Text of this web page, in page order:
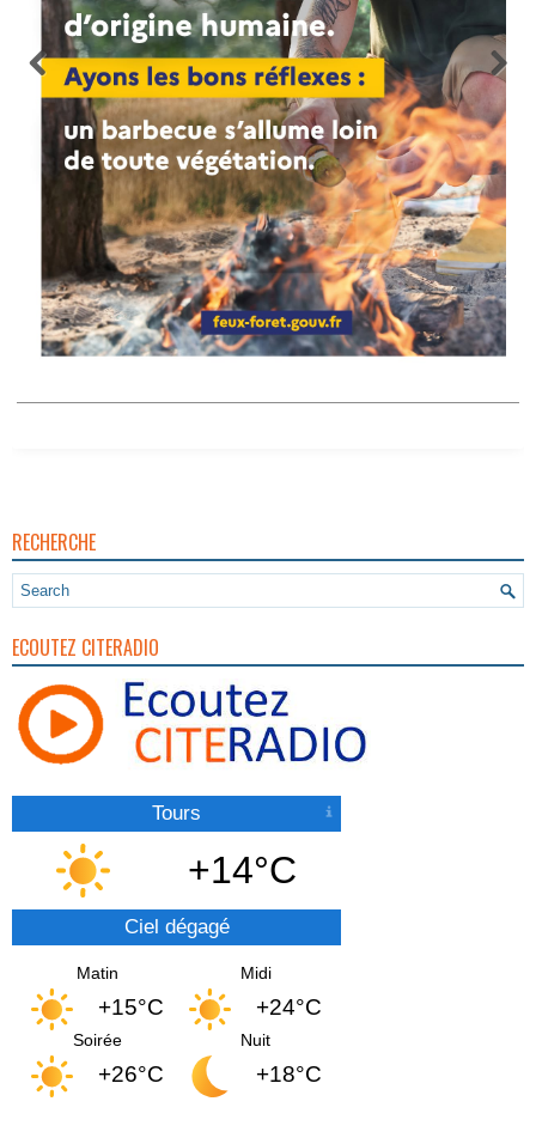
RECHERCHE
ECOUTEZ CITERADIO
Tours
+14°C
Ciel dégagé
Matin
+15°C
Midi
+24°C
Soirée
+26°C
Nuit
+18°C